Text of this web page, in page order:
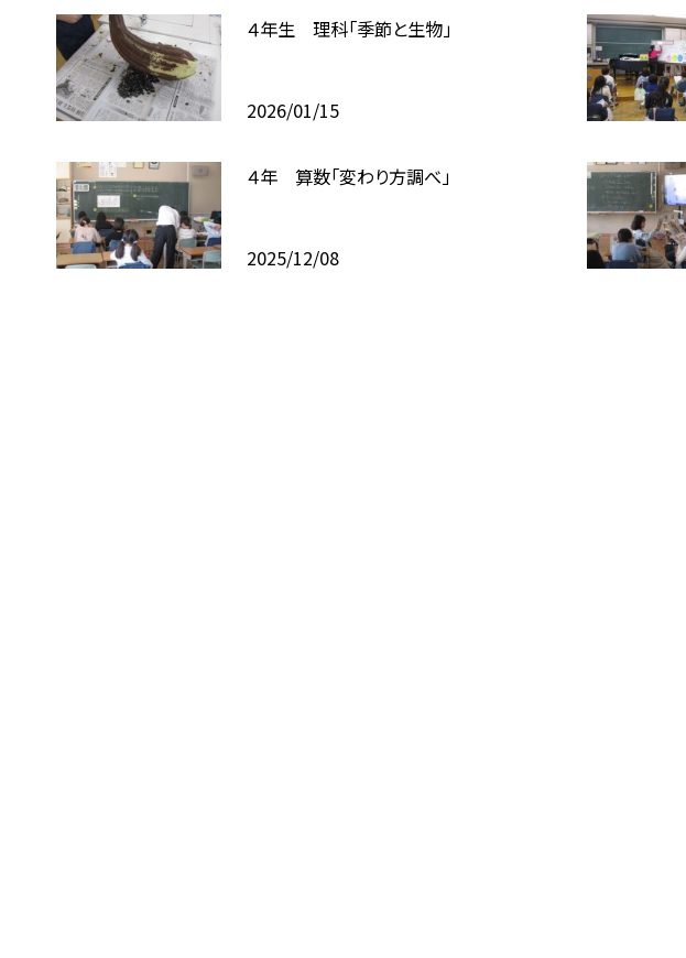
４年生 理科「季節と生物」
2026/01/15
４年 算数「変わり方調べ」
2025/12/08